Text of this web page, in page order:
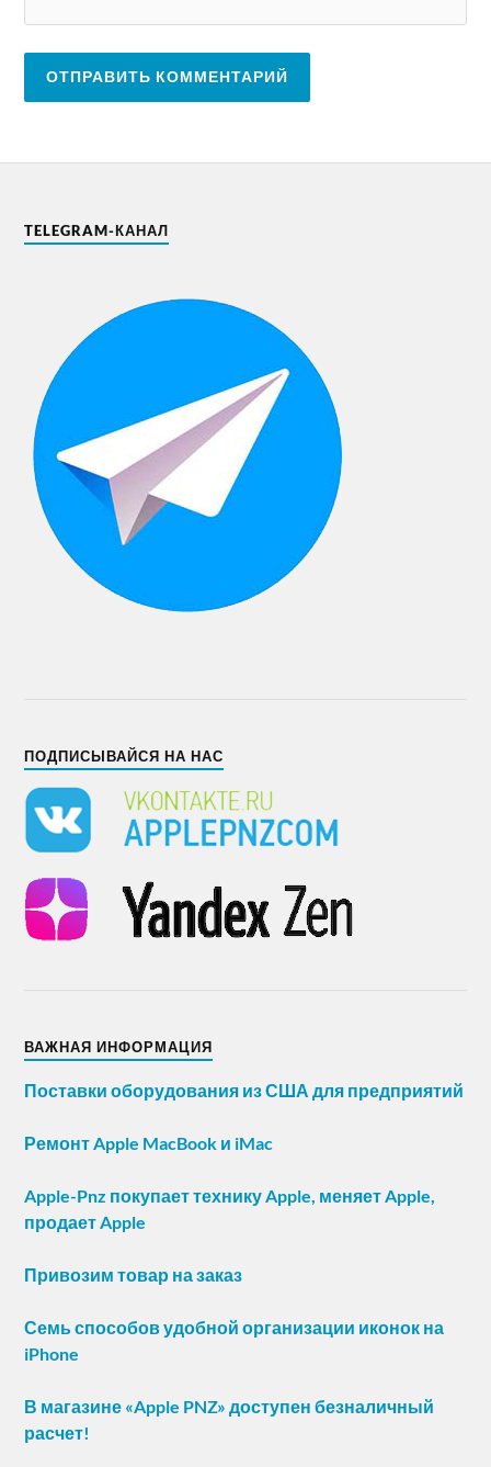
TELEGRAM-КАНАЛ
ПОДПИСЫВАЙСЯ НА НАС
ВАЖНАЯ ИНФОРМАЦИЯ
Поставки оборудования из США для предприятий
Ремонт Apple MacBook и iMac
Apple-Pnz покупает технику Apple, меняет Apple,
продает Apple
Привозим товар на заказ
Семь способов удобной организации иконок на
iPhone
В магазине «Apple PNZ» доступен безналичный
расчет!